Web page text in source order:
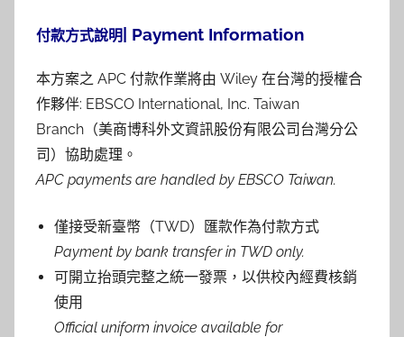
付款方式說明| Payment Information
本方案之 APC 付款作業將由 Wiley 在台灣的授權合
作夥伴: EBSCO International, Inc. Taiwan
Branch（美商博科外文資訊股份有限公司台灣分公
司）協助處理。
APC payments are handled by EBSCO Taiwan.
僅接受新臺幣（TWD）匯款作為付款方式
Payment by bank transfer in TWD only.
可開立抬頭完整之統一發票，以供校內經費核銷
使用
Official uniform invoice available for